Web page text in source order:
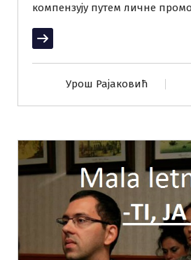
компензују путем личне
Прочитај више
Урош Рајаковић